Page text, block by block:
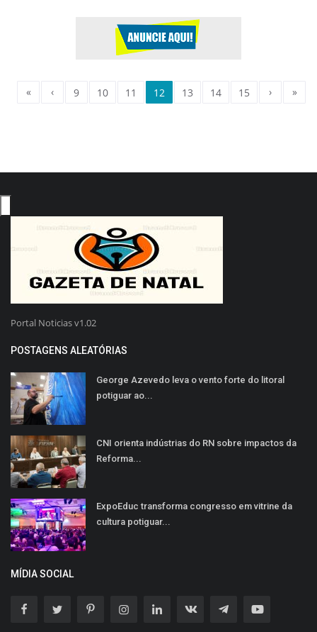
« ‹ 9 10 11 12 13 14 15 › »
Portal Noticias v1.02
POSTAGENS ALEATÓRIAS
George Azevedo leva o vento forte do litoral
potiguar ao...
CNI orienta indústrias do RN sobre impactos da
Reforma...
ExpoEduc transforma congresso em vitrine da
cultura potiguar...
MÍDIA SOCIAL